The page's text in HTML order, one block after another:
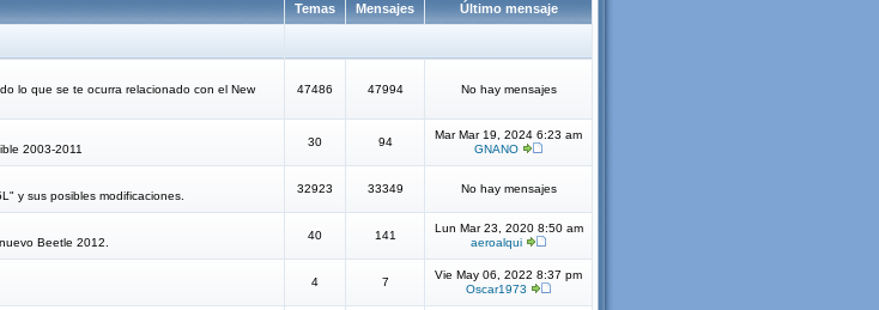
Temas Mensajes Último mensaje
lo que se te ocurra relacionado con el New
47486 47994 No hay mensajes
2003-2011
30 94
Mar Mar 19, 2024 6:23 am
GNANO
y sus posibles modificaciones.
32923 33349 No hay mensajes
Beetle 2012.
40 141
Lun Mar 23, 2020 8:50 am
aeroalqui
4 7
Vie May 06, 2022 8:37 pm
Oscar1973